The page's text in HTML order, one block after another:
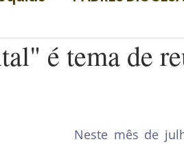
é tema de
Neste mês de